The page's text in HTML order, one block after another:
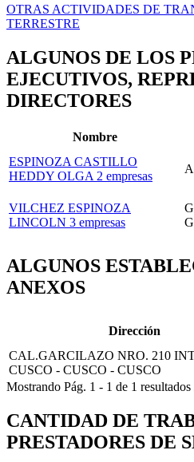
OTRAS ACTIVIDADES DE
TERRESTRE
ALGUNOS DE LOS
EJECUTIVOS,
DIRECTORES
Nombre
ESPINOZA CASTILLO
HEDDY OLGA 2 empresas
VILCHEZ ESPINOZA
LINCOLN 3 empresas
ALGUNOS
ANEXOS
Dirección
CAL.GARCILAZO NRO. 210
CUSCO - CUSCO - CUSCO
Mostrando Pág. 1 - 1 de 1 resultados
CANTIDAD DE
PRESTADORES DE